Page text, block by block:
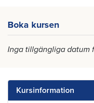
Boka kursen
Inga tillgängliga datum
Kursinformation